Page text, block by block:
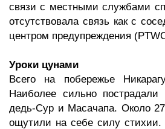
связи с местными службами
отсутствовала связь как с
центром предупреждения
Уроки цунами
Всего на побережье
Наиболее сильно пострадали
дедь-Сур и Масачапа. Около
ощутили на себе силу